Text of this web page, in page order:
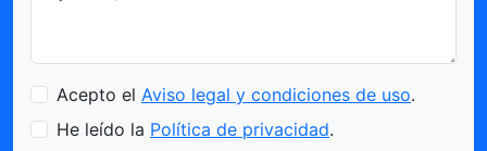
Acepto el Aviso legal y condiciones de uso.
He leído la Política de privacidad.